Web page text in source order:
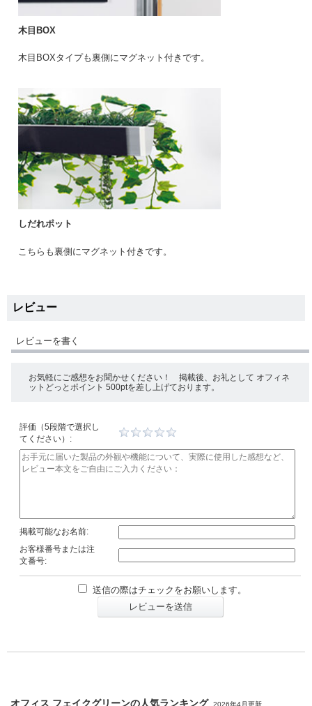
木目BOX
木目BOXタイプも裏側にマグネット付きです。
しだれポット
こちらも裏側にマグネット付きです。
レビュー
レビューを書く
お気軽にご感想をお聞かせください！ 掲載後、お礼として オフィネ
ットどっとポイント 500ptを差し上げております。
評価（5段階で選択し
てください）:
掲載可能なお名前:
お客様番号または注
文番号:
送信の際はチェックをお願いします。
レビューを送信
オフィス フェイクグリーンの人気ランキング 2026年4月更新